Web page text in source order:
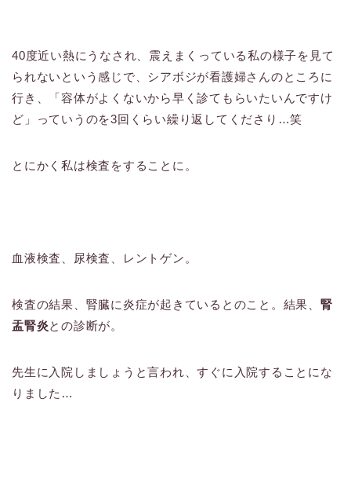
40度近い熱にうなされ、震えまくっている私の様子を見て
られないという感じで、シアボジが看護婦さんのところに
行き、「容体がよくないから早く診てもらいたいんですけ
ど」っていうのを3回くらい繰り返してくださり…笑
とにかく私は検査をすることに。
血液検査、尿検査、レントゲン。
検査の結果、腎臓に炎症が起きているとのこと。結果、 腎
盂腎炎との診断が。
先生に入院しましょうと言われ、すぐに入院することにな
りました…